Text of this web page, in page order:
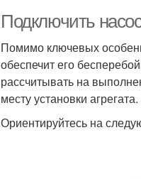
Подключить
Помимо ключевых
обеспечит его
рассчитывать на
месту установки
Ориентируйтесь на